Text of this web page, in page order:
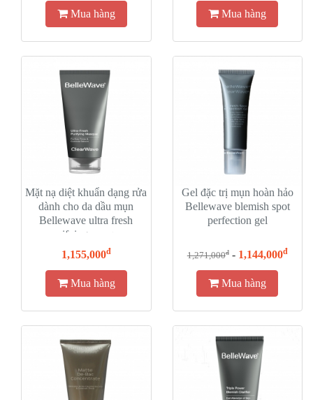
Mua hàng Mua hàng
Mặt nạ diệt khuẩn dạng rửa
dành cho da dầu mụn
Bellewave ultra fresh
purifying masque
1,155,000đ
Mua hàng
Gel đặc trị mụn hoàn hảo
Bellewave blemish spot
perfection gel
1,271,000đ- 1,144,000đ
Mua hàng